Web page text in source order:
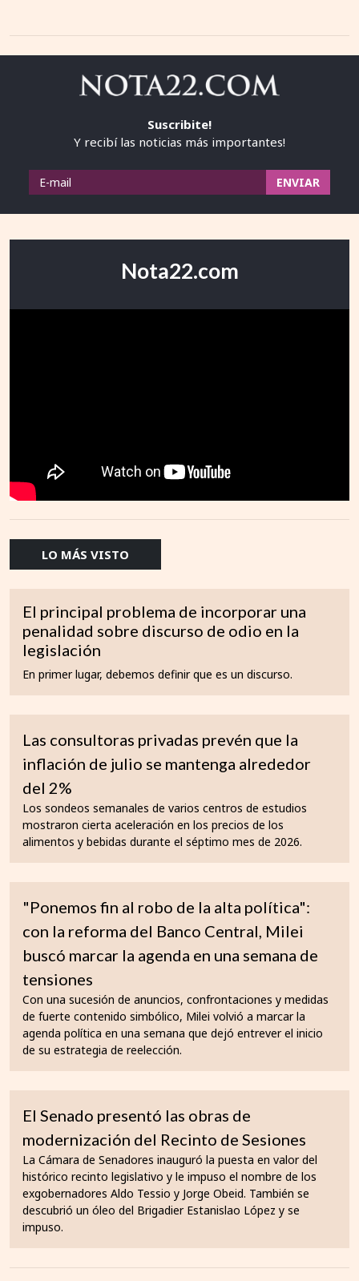
Suscribite!
Y recibí las noticias más importantes!
Nota22.com
LO MÁS VISTO
El principal problema de incorporar una
penalidad sobre discurso de odio en la
legislación
En primer lugar, debemos definir que es un discurso.
Las consultoras privadas prevén que la
inflación de julio se mantenga alrededor
del 2%
Los sondeos semanales de varios centros de estudios
mostraron cierta aceleración en los precios de los
alimentos y bebidas durante el séptimo mes de 2026.
"Ponemos fin al robo de la alta política":
con la reforma del Banco Central, Milei
buscó marcar la agenda en una semana de
tensiones
Con una sucesión de anuncios, confrontaciones y medidas
de fuerte contenido simbólico, Milei volvió a marcar la
agenda política en una semana que dejó entrever el inicio
de su estrategia de reelección.
El Senado presentó las obras de
modernización del Recinto de Sesiones
La Cámara de Senadores inauguró la puesta en valor del
histórico recinto legislativo y le impuso el nombre de los
exgobernadores Aldo Tessio y Jorge Obeid. También se
descubrió un óleo del Brigadier Estanislao López y se
impuso.